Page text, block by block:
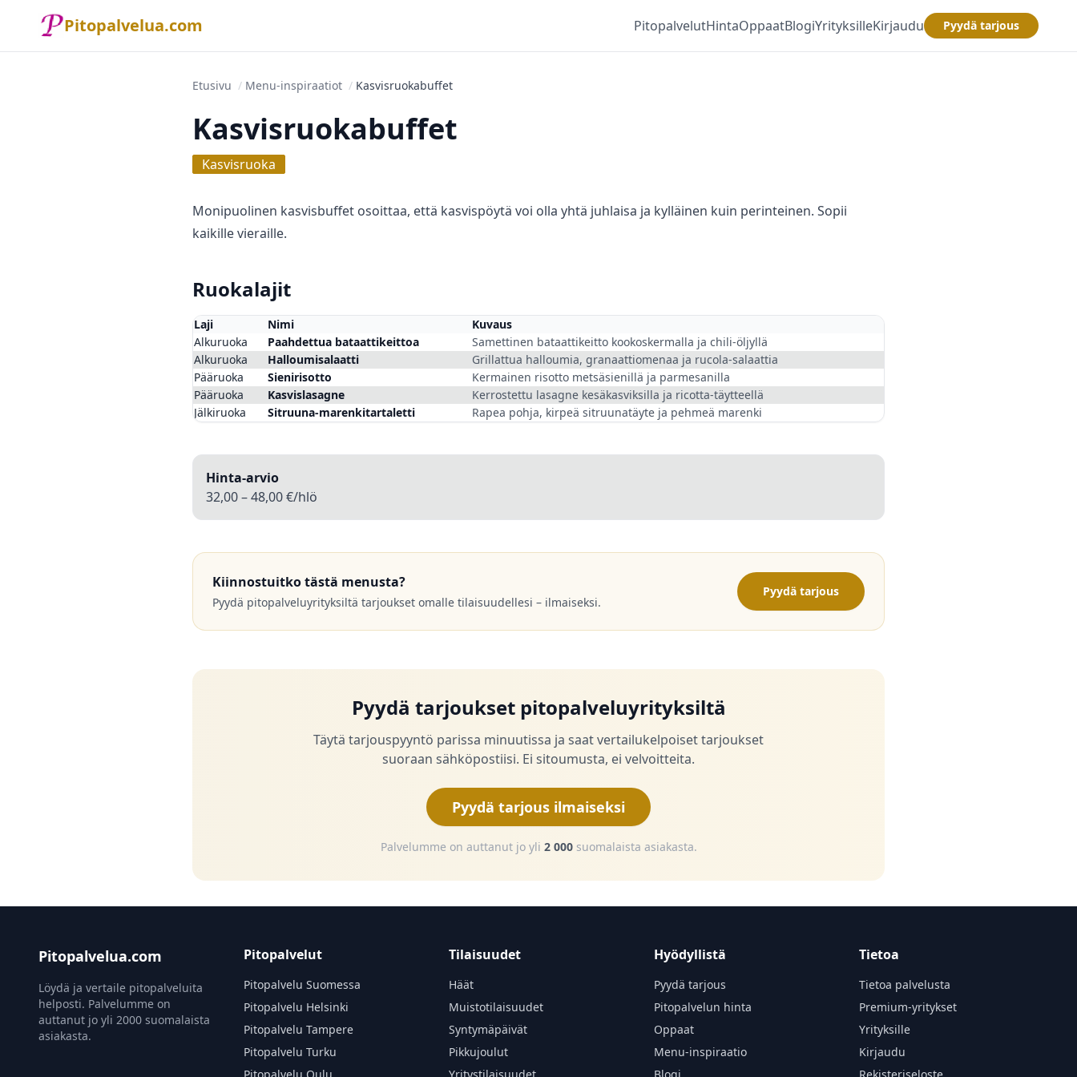
Pitopalvelua.com PitopalvelutHintaOppaatBlogiYrityksilleKirjaudu Pyydä tarjous
Etusivu / Menu-inspiraatiot / Kasvisruoka­buffet
Kasvisruoka­buffet
Kasvisruoka
Monipuolinen kasvis­buffet osoittaa, että kasvispöytä voi olla yhtä juhlaisa ja kylläinen kuin perinteinen. Sopii
kaikille vieraille.
Ruokalajit
Laji Nimi
Kuvaus
Alkuruoka
Paahdettua bataattikeittoa
Samettinen bataattikeitto kookos­kermalla ja chili-öljyllä
Alkuruoka
Halloumi­salaatti
Grillattua halloumia, granaattiomenaa ja rucola-salaattia
Pääruoka
Sienirisotto
Kermainen risotto metsäsienillä ja parmesanilla
Pääruoka
Kasvislasagne
Kerrostettu lasagne kesä­kasviksilla ja ricotta-täytteellä
Jälkiruoka
Sitruuna-marenkitartaletti Rapea pohja, kirpeä sitruunatäyte ja pehmeä marenki
Hinta-arvio
32,00 – 48,00 €/hlö
Kiinnostuitko tästä menusta?
Pyydä pitopalveluyrityksiltä tarjoukset omalle tilaisuudellesi – ilmaiseksi.
Pyydä tarjous
Pyydä tarjoukset pitopalveluyrityksiltä
Täytä tarjouspyyntö parissa minuutissa ja saat vertailukelpoiset tarjoukset
suoraan sähköpostiisi. Ei sitoumusta, ei velvoitteita.
Pyydä tarjous ilmaiseksi
Palvelumme on auttanut jo yli 2 000suomalaista asiakasta.
Pitopalvelua.com
Löydä ja vertaile pitopalveluita
helposti. Palvelumme on
auttanut jo yli 2000 suomalaista
asiakasta.
Pitopalvelut
Pitopalvelu Suomessa
Pitopalvelu Helsinki
Pitopalvelu Tampere
Pitopalvelu Turku
Tilaisuudet
Häät
Muistotilaisuudet
Syntymäpäivät
Pikkujoulut
Hyödyllistä
Pyydä tarjous
Pitopalvelun hinta
Oppaat
Menu-inspiraatio
Tietoa
Tietoa palvelusta
Premium-yritykset
Yrityksille
Kirjaudu